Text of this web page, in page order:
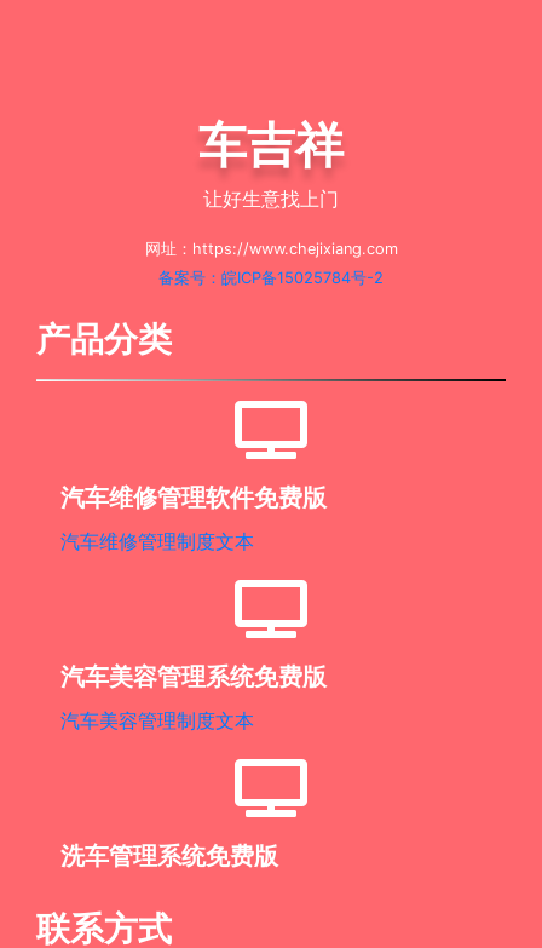
车吉祥
让好生意找上门
网址：https://www.chejixiang.com
备案号：皖ICP备15025784号-2
产品分类
汽车维修管理软件免费版
汽车维修管理制度文本
汽车美容管理系统免费版
汽车美容管理制度文本
洗车管理系统免费版
联系方式